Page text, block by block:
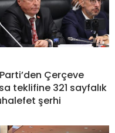
Çerçeve
teklifine 321 sayfalık
şerhi